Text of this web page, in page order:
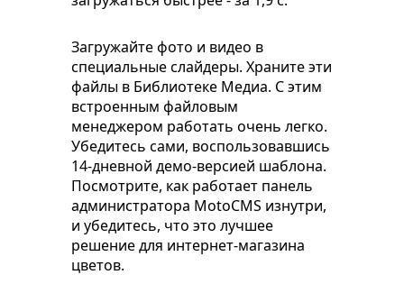
Загружайте фото и видео в
специальные слайдеры. Храните эти
файлы в Библиотеке Медиа. С этим
встроенным файловым
менеджером работать очень легко.
Убедитесь сами, воспользовавшись
14-дневной демо-версией шаблона.
Посмотрите, как работает панель
администратора MotoCMS изнутри,
и убедитесь, что это лучшее
решение для интернет-магазина
цветов.